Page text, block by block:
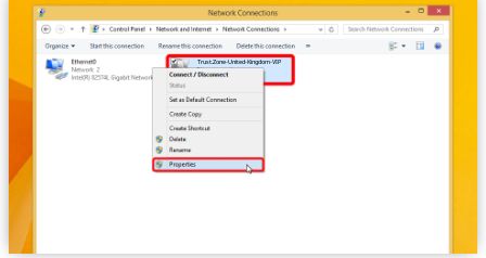
Trust.Zone-United-Kingdom-VIP